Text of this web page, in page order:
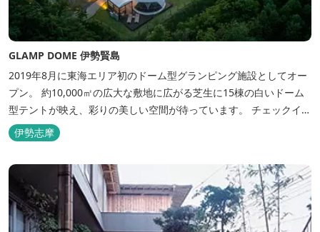
GLAMP DOME 伊勢賢島
2019年8月に東海エリア初のドーム型グランピング施設としてオー
プン。 約10,000㎡の広大な敷地に広がる芝生に15棟の白いドーム
型テントが映え、彩りの美しい空間が待っています。 チェックイン
後は『ハーゲンダッツ食べ放題』 夕食は松阪牛や伊勢海老を贅沢に
使用した「三重ブランドBBQプラン」や、1人前350ｇと食べ応え
伊勢志摩